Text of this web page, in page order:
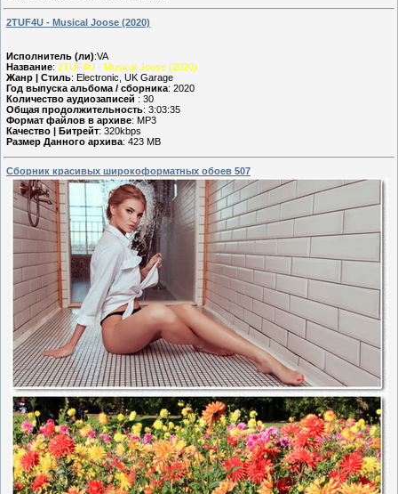
2TUF4U - Musical Joose (2020)
Исполнитель (ли):VA
Название: 2TUF4U - Musical Joose (2020)
Жанр | Стиль: Electronic, UK Garage
Год выпуска альбома / сборника: 2020
Количество аудиозаписей : 30
Общая продолжительность: 3:03:35
Формат файлов в архиве: MP3
Качество | Битрейт: 320kbps
Размер Данного архива: 423 MB
Сборник красивых широкоформатных обоев 507